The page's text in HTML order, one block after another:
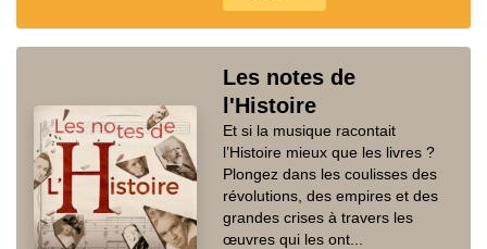
Les notes de
l'Histoire
Et si la musique racontait
l’Histoire mieux que les livres ?
Plongez dans les coulisses des
révolutions, des empires et des
grandes crises à travers les
œuvres qui les ont...